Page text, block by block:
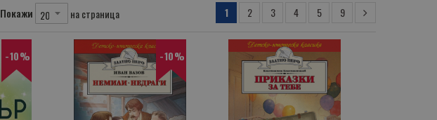
Покажи на страница 1 2 3 4 5 9
-10% -10%